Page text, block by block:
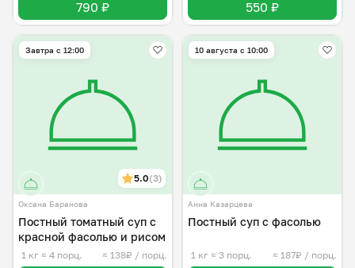
790 ₽ 550 ₽
Завтра c 12:00
5.0(3)
Оксана Баранова
Постный томатный суп с
красной фасолью и рисом
1 кг ≈ 4 порц. ≈ 138₽ / порц.
10 августа с 10:00
Анна Казарцева
Постный суп с фасолью
1 кг ≈ 3 порц. ≈ 187₽ / порц.